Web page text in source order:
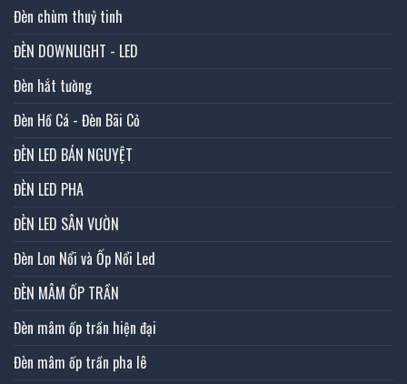
Đèn chùm thuỷ tinh
ĐÈN DOWNLIGHT - LED
Đèn hắt tường
Đèn Hồ Cá - Đèn Bãi Cỏ
ĐÈN LED BÁN NGUYỆT
ĐÈN LED PHA
ĐÈN LED SÂN VƯỜN
Đèn Lon Nổi và Ốp Nổi Led
ĐÈN MÂM ỐP TRẦN
Đèn mâm ốp trần hiện đại
Đèn mâm ốp trần pha lê